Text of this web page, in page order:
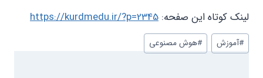
لینک کوتاه این صفحه: https://kurdmedu.ir/?p=2345
برچسب‌های
نوشته:
#آموزش #هوش مصنوعی